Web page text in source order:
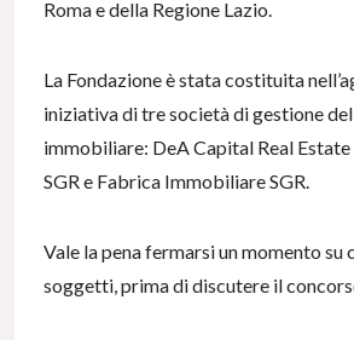
Roma e della Regione Lazio.
La Fondazione è stata costituita
iniziativa di tre società di gestione
immobiliare: DeA Capital Real Estate
SGR e Fabrica Immobiliare SGR.
Vale la pena fermarsi un momento su
soggetti, prima di discutere il